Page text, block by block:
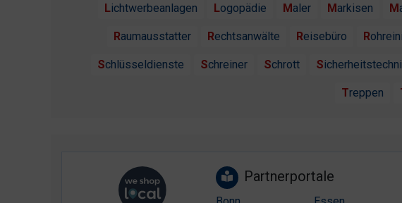
Lichtwerbeanlagen Logopädie Maler Markisen
Raumausstatter Rechtsanwälte Reisebüro
Schlüsseldienste Schreiner Schrott
Treppen
Partnerportale